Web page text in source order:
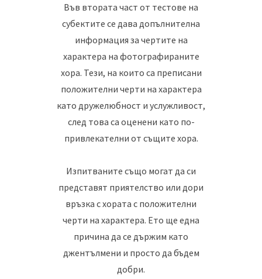
Във втората част от тестове на
субектите се дава допълнителна
информация за чертите на
характера на фотографираните
хора. Тези, на които са преписани
положителни черти на характера
като дружелюбност и услужливост,
след това са оценени като по-
привлекателни от същите хора.
Изпитваните също могат да си
представят приятелство или дори
връзка с хората с положителни
черти на характера. Ето ще една
причина да се държим като
джентълмени и просто да бъдем
добри.